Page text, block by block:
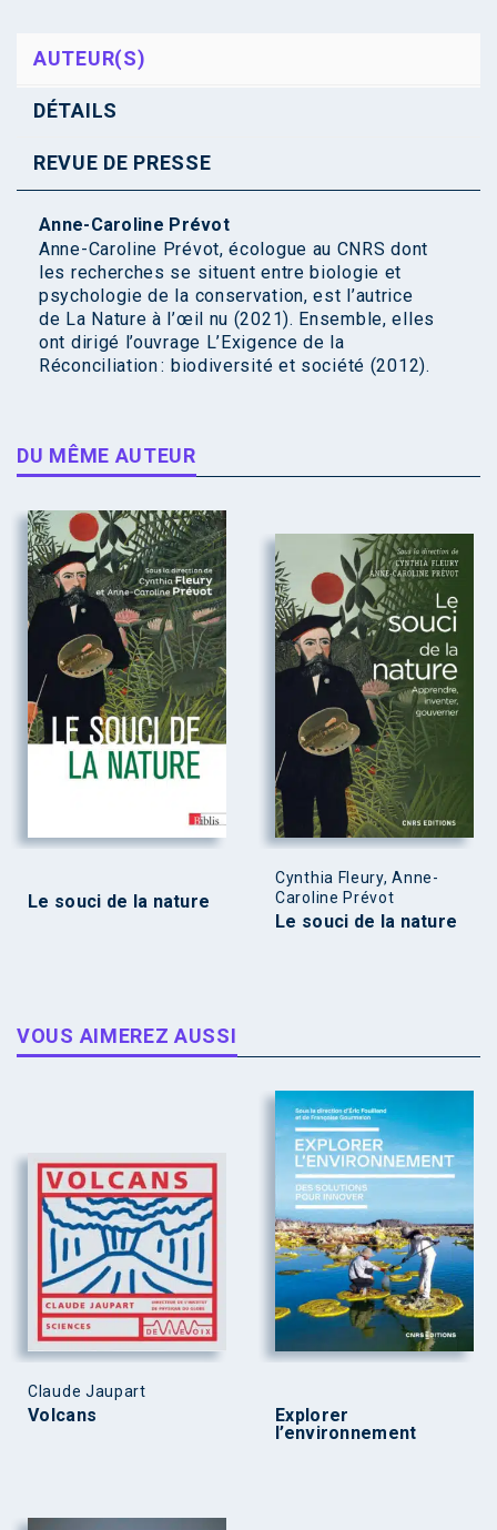
AUTEUR(S)
DÉTAILS
REVUE DE PRESSE
Anne-Caroline Prévot
Anne-Caroline Prévot, écologue au CNRS dont
les recherches se situent entre biologie et
psychologie de la conservation, est l’autrice
de La Nature à l’œil nu (2021). Ensemble, elles
ont dirigé l’ouvrage L’Exigence de la
Réconciliation : biodiversité et société (2012).
DU MÊME AUTEUR
Le souci de la nature
Cynthia Fleury, Anne-
Caroline Prévot
Le souci de la nature
VOUS AIMEREZ AUSSI
Claude Jaupart
Volcans
Explorer
l’environnement